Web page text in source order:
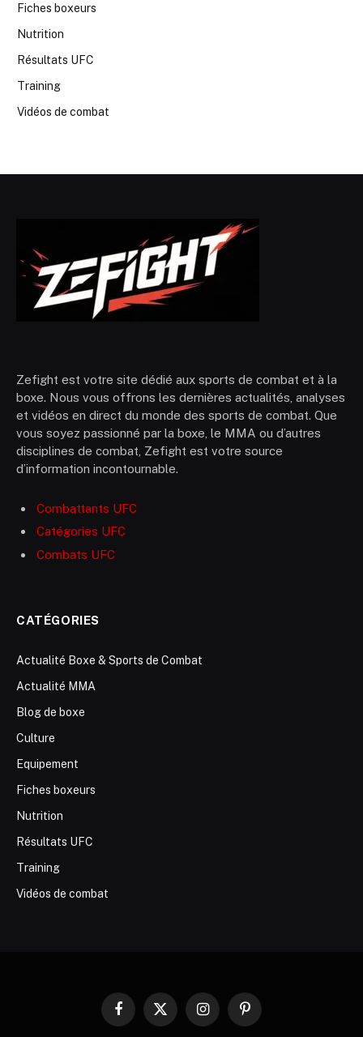
Fiches boxeurs
Nutrition
Résultats UFC
Training
Vidéos de combat
Zefight est votre site dédié aux sports de combat et à la
boxe. Nous vous offrons les dernières actualités, analyses
et vidéos en direct du monde des sports de combat. Que
vous soyez passionné par la boxe, le MMA ou d’autres
disciplines de combat, Zefight est votre source
d’information incontournable.
Combattants UFC
Catégories UFC
Combats UFC
CATÉGORIES
Actualité Boxe & Sports de Combat
Actualité MMA
Blog de boxe
Culture
Equipement
Fiches boxeurs
Nutrition
Résultats UFC
Training
Vidéos de combat
Facebook
X
InstagramPinterest